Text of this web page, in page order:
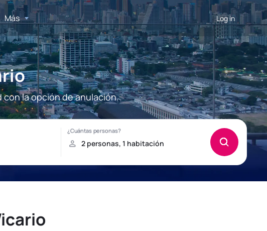
Más Log in
con la opción de anulación.